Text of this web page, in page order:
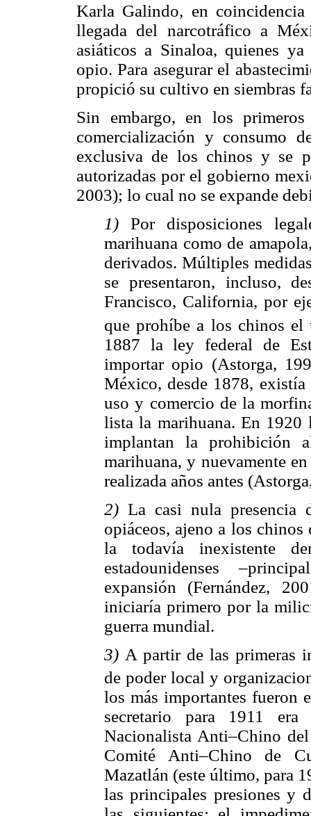
Karla Galindo, en
llegada del narcotráfico a
asiáticos a Sinaloa, quienes
opio. Para asegurar el
propició su cultivo en siembras
Sin embargo, en los
comercialización y consumo
exclusiva de los chinos y se
autorizadas por el gobierno
2003); lo cual no se expande
1) Por disposiciones
marihuana como de
derivados. Múltiples
se presentaron, incluso,
Francisco, California, por
que prohíbe a los chinos
1887 la ley federal de
importar opio (Astorga,
México, desde 1878,
uso y comercio de la
lista la marihuana. En 1920
implantan la prohibición
marihuana, y nuevamente
realizada años antes
2) La casi nula presencia
opiáceos, ajeno a los
la todavía inexistente
estadounidenses
expansión (Fernández,
iniciaría primero por la
guerra mundial.
3) A partir de las primeras
de poder local y
los más importantes fueron
secretario para 1911
Nacionalista Anti–Chino
Comité Anti–Chino de
Mazatlán (este último, para
las principales presiones y